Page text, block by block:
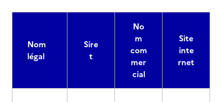
Nom
légal
Sire
t
No
m
com
mer
cial
Site
inte
rnet